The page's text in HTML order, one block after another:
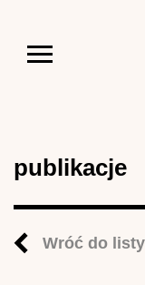
publikacje
Wróć do listy